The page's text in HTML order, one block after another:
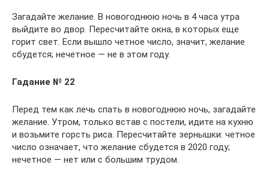
Загадайте желание. В новогоднюю ночь в 4 часа утра
выйдите во двор. Пересчитайте окна, в которых еще
горит свет. Если вышло четное число, значит, желание
сбудется; нечетное — не в этом году.
Гадание № 22
Перед тем как лечь спать в новогоднюю ночь, загадайте
желание. Утром, только встав с постели, идите на кухню
и возьмите горсть риса. Пересчитайте зернышки: четное
число означает, что желание сбудется в 2020 году;
нечетное — нет или с большим трудом.